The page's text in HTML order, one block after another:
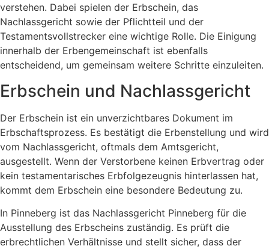
verstehen. Dabei spielen der Erbschein, das
Nachlassgericht sowie der Pflichtteil und der
Testamentsvollstrecker eine wichtige Rolle. Die Einigung
innerhalb der Erbengemeinschaft ist ebenfalls
entscheidend, um gemeinsam weitere Schritte einzuleiten.
Erbschein und Nachlassgericht
Der Erbschein ist ein unverzichtbares Dokument im
Erbschaftsprozess. Es bestätigt die Erbenstellung und wird
vom Nachlassgericht, oftmals dem Amtsgericht,
ausgestellt. Wenn der Verstorbene keinen Erbvertrag oder
kein testamentarisches Erbfolgezeugnis hinterlassen hat,
kommt dem Erbschein eine besondere Bedeutung zu.
In Pinneberg ist das Nachlassgericht Pinneberg für die
Ausstellung des Erbscheins zuständig. Es prüft die
erbrechtlichen Verhältnisse und stellt sicher, dass der